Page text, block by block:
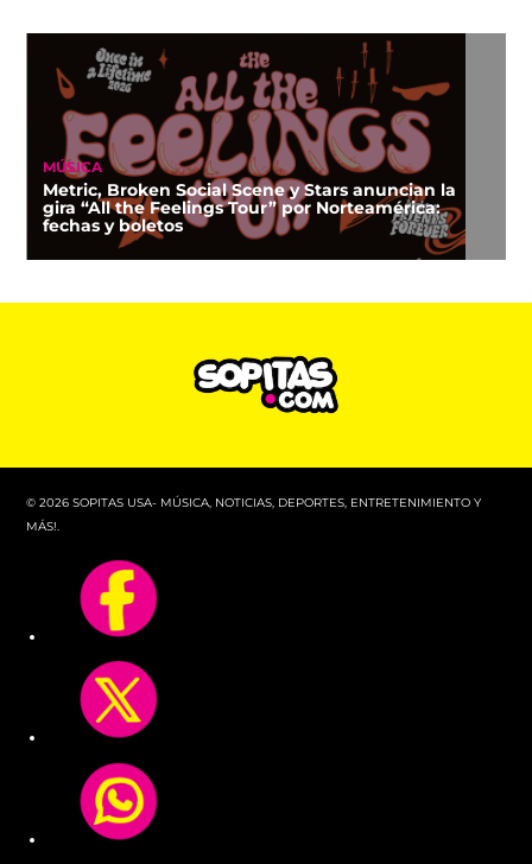
MÚSICA
Metric, Broken Social Scene y Stars anuncian la
gira “All the Feelings Tour” por Norteamérica:
fechas y boletos
© 2026 SOPITAS USA- MÚSICA, NOTICIAS, DEPORTES, ENTRETENIMIENTO Y
MÁS!.